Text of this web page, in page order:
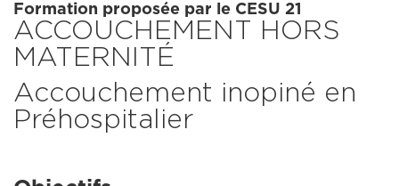
Formation proposée par le CESU 21
ACCOUCHEMENT HORS
MATERNITÉ
Accouchement inopiné en
Préhospitalier